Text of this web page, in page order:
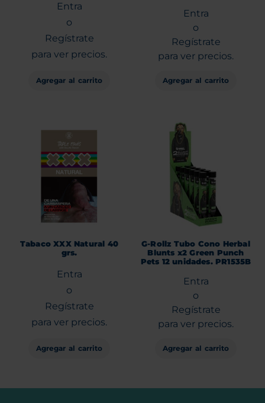
Entra
o
Regístrate
para ver precios.
Agregar al carrito
Entra
o
Regístrate
para ver precios.
Agregar al carrito
Tabaco XXX Natural 40
grs.
Entra
o
Regístrate
para ver precios.
Agregar al carrito
G-Rollz Tubo Cono Herbal
Blunts x2 Green Punch
Pets 12 unidades. PR1535B
Entra
o
Regístrate
para ver precios.
Agregar al carrito